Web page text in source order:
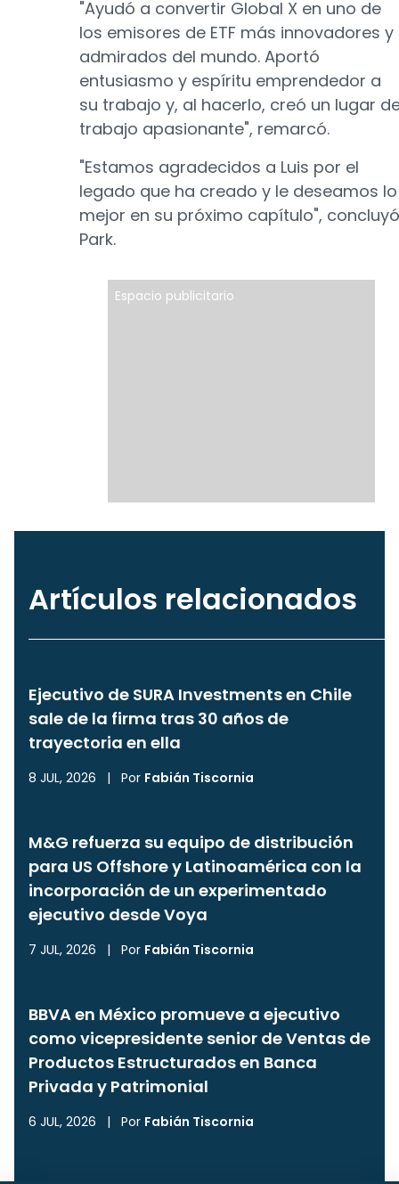
"Ayudó a convertir Global X en uno de
los emisores de ETF más innovadores y
admirados del mundo. Aportó
entusiasmo y espíritu emprendedor a
su trabajo y, al hacerlo, creó un lugar
trabajo apasionante", remarcó.
"Estamos agradecidos a Luis por el
legado que ha creado y le deseamos lo
mejor en su próximo capítulo", concluyó
Park.
Espacio publicitario
Artículos relacionados
Ejecutivo de SURA Investments en Chile
sale de la firma tras 30 años de
trayectoria en ella
8 JUL, 2026 | Por Fabián Tiscornia
M&G refuerza su equipo de distribución
para US Offshore y Latinoamérica con la
incorporación de un experimentado
ejecutivo desde Voya
7 JUL, 2026 | Por Fabián Tiscornia
BBVA en México promueve a ejecutivo
como vicepresidente senior de Ventas de
Productos Estructurados en Banca
Privada y Patrimonial
6 JUL, 2026 | Por Fabián Tiscornia